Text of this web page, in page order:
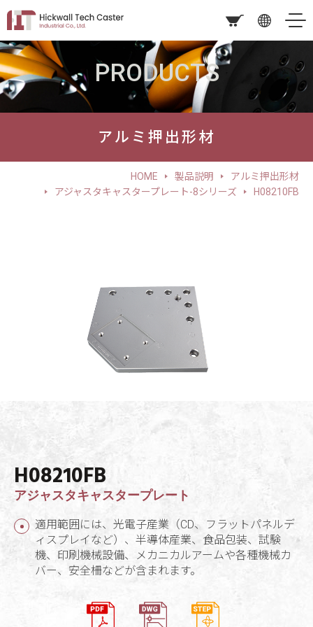
PRODUCTS
アルミ押出形材
HOME 製品説明
アルミ押出形材
アジャスタキャスタープレート-8シリーズ
H08210FB
H08210FB
アジャスタキャスタープレート
適用範囲には、光電子産業（CD、フラットパネルデ
ィスプレイなど）、半導体産業、食品包装、試験
機、印刷機械設備、メカニカルアームや各種機械カ
バー、安全柵などが含まれます。